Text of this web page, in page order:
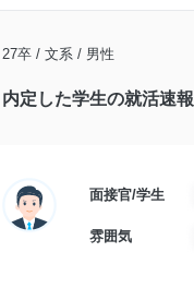
27卒 / 文系 / 男性
内定した学生の就活速報
面接官/学生
雰囲気